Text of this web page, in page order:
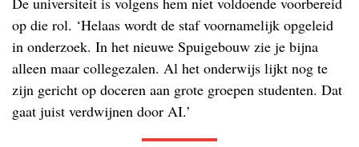
op die rol. ‘Helaas wordt de staf voornamelijk opgeleid
in onderzoek. In het nieuwe Spuigebouw zie je bijna
alleen maar collegezalen. Al het onderwijs lijkt nog te
zijn gericht op doceren aan grote groepen studenten. Dat
gaat juist verdwijnen door AI.’